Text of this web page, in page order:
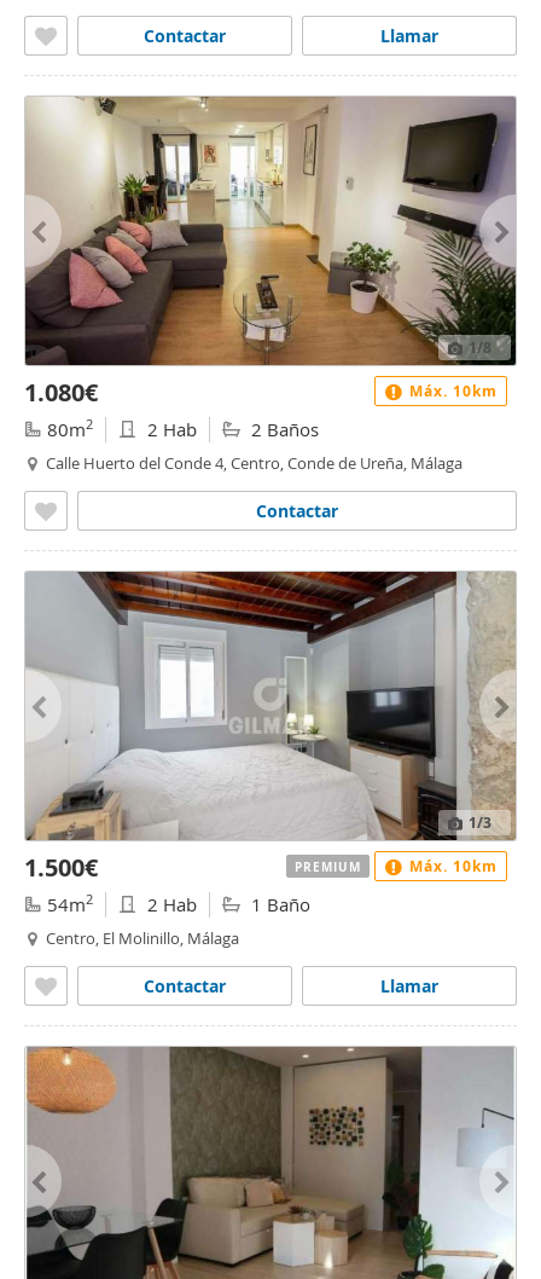
Llamar
Contactar
1/8
1.080€
80m2 2 Hab 2 Baños
Calle Huerto del Conde 4, Centro, Conde de Ureña, Málaga
Contactar
Máx. 10km
1/3
1.500€
54m2 2 Hab 1 Baño
Centro, El Molinillo, Málaga
Llamar
Contactar
PREMIUM Máx. 10km